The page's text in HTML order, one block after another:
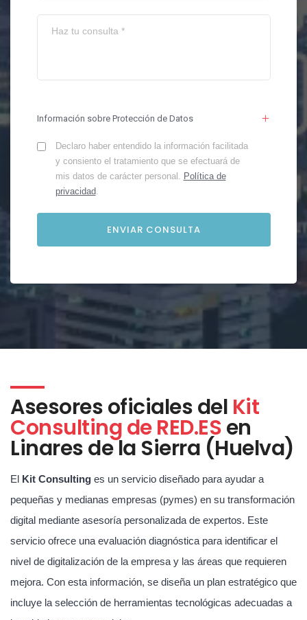
Información sobre Protección de Datos
Declaro haber entendido la información facilitada
y consiento el tratamiento que se efectuará de
mis datos de carácter personal. Política de
privacidad.
Asesores oficiales del Kit
Consulting de RED.ESen
Linares de la Sierra (Huelva)
El Kit Consulting es un servicio diseñado para ayudar a
pequeñas y medianas empresas (pymes) en su transformación
digital mediante asesoría personalizada de expertos. Este
servicio ofrece una evaluación diagnóstica para identificar el
nivel de digitalización de la empresa y las áreas que requieren
mejora. Con esta información, se diseña un plan estratégico que
incluye la selección de herramientas tecnológicas adecuadas a